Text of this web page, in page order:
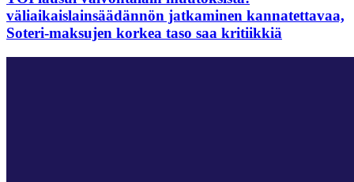
väliaikaislainsäädännön jatkaminen kannatettavaa,
Soteri-maksujen korkea taso saa kritiikkiä